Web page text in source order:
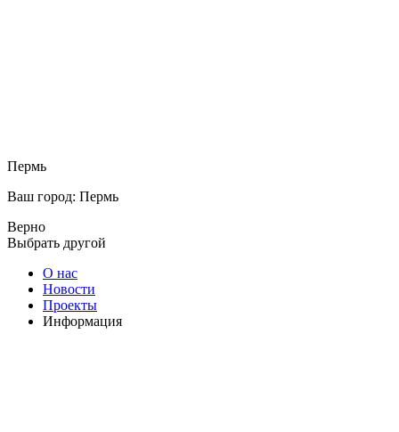
Пермь
Ваш город: Пермь
Верно
Выбрать другой
О нас
Новости
Проекты
Информация